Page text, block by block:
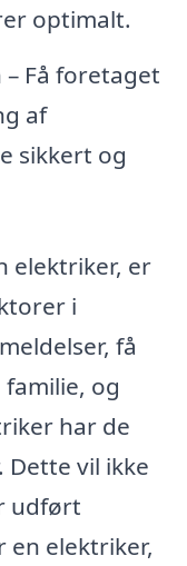
optimalt.
Få foretaget
af
sikkert og
elektriker, er
i
få
og
har de
vil ikke
udført
en elektriker,